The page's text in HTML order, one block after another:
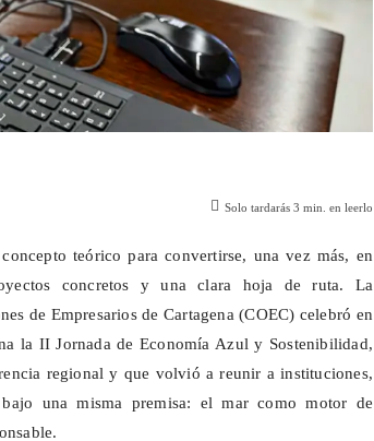
Solo tardarás3 min. en leerlo
teórico para convertirse, una vez más, en
concretos y una clara hoja de ruta. La
de Empresarios de Cartagena (COEC) celebró en
la II Jornada de Economía Azul y Sostenibilidad,
regional y que volvió a reunir a instituciones,
una misma premisa: el mar como motor de